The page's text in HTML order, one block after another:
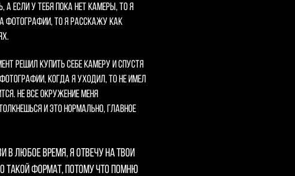
а если у тебя пока нет камеры, то я
фотографии, то я расскажу как
решил купить себе камеру и спустя
когда я уходил, то не имел
Не все окружение меня
и это нормально, главное
в любое время, я отвечу на твои
такой формат, потому что помню